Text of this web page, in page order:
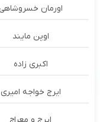
اورمان خسروشاهی
اوپن مایند
اکبری زاده
ایرج خواجه امیری
ایرج و معراج